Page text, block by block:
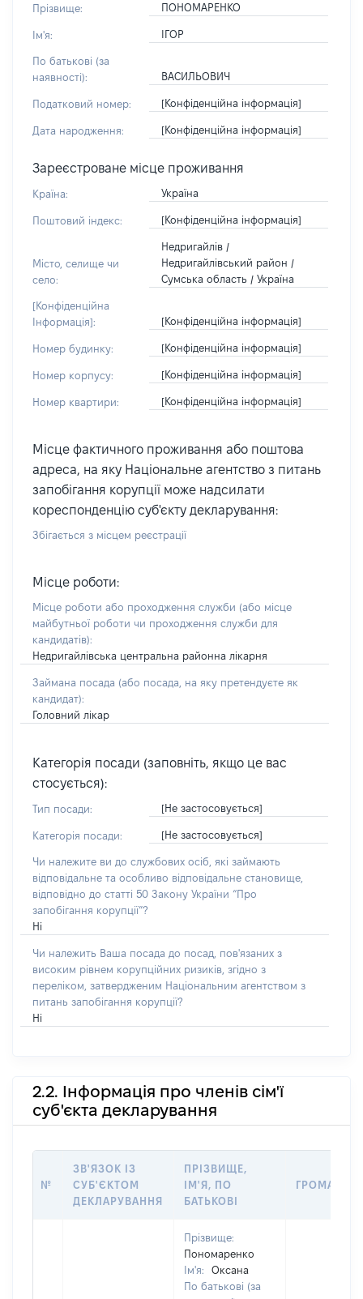
Прізвище: ПОНОМАРЕНКО
Ім'я: ІГОР
По батькові (за
наявності):
ВАСИЛЬОВИЧ
Податковий номер: [Конфіденційна інформація]
Дата народження: [Конфіденційна інформація]
Зареєстроване місце проживання
Країна: Україна
Поштовий індекс: [Конфіденційна інформація]
Місто, селище чи
село:
Недригайлів /
Недригайлівський район /
Сумська область / Україна
[Конфіденційна
Інформація]:
[Конфіденційна інформація]
Номер будинку: [Конфіденційна інформація]
Номер корпусу: [Конфіденційна інформація]
Номер квартири: [Конфіденційна інформація]
Місце фактичного проживання або поштова
адреса, на яку Національне агентство з питань
запобігання корупції може надсилати
кореспонденцію суб'єкту декларування:
Збігається з місцем реєстрації
Місце роботи:
Місце роботи або проходження служби (або місце
майбутньої роботи чи проходження служби для
кандидатів):
Недригайлівська центральна районна лікарня
Займана посада (або посада, на яку претендуєте як
кандидат):
Головний лікар
Категорія посади (заповніть, якщо це вас
стосується):
Тип посади: [Не застосовується]
Категорія посади: [Не застосовується]
Чи належите ви до службових осіб, які займають
відповідальне та особливо відповідальне становище,
відповідно до статті 50 Закону України “Про
запобігання корупції”?
Ні
Чи належить Ваша посада до посад, пов'язаних з
високим рівнем корупційних ризиків, згідно з
переліком, затвердженим Національним агентством з
питань запобігання корупції?
Ні
2.2. Інформація про членів сім'ї
суб'єкта декларування
№
ЗВ'ЯЗОК ІЗ
СУБ'ЄКТОМ
ДЕКЛАРУВАННЯ
ПРІЗВИЩЕ,
ІМ'Я, ПО
БАТЬКОВІ
Прізвище:
Пономаренко
Ім'я:
Оксана
По батькові (за